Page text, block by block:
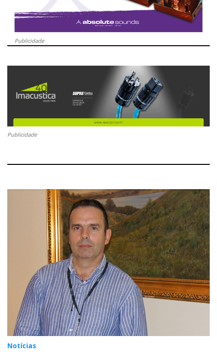
Publicidade
Publicidade
Notícias